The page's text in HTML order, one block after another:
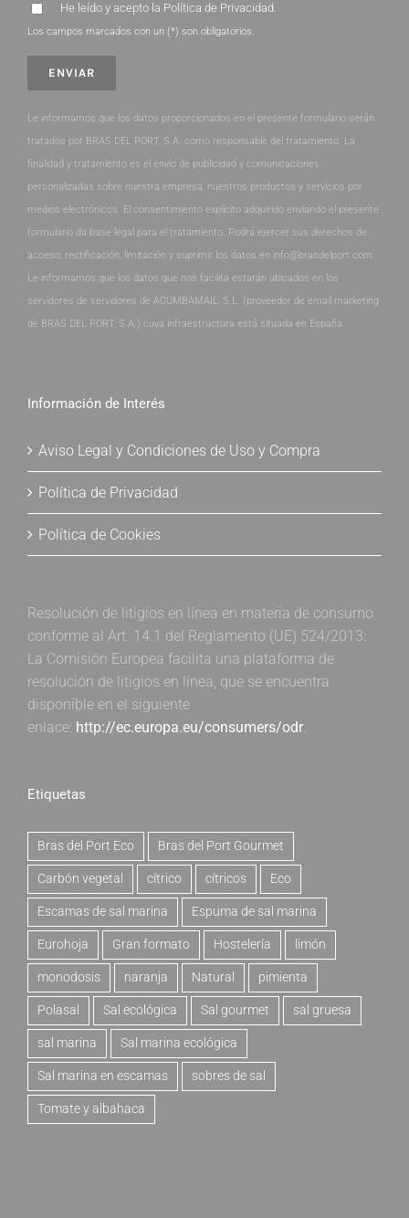
He leído y acepto la Política de Privacidad.
Los campos marcados con un (*) son obligatorios.
Le informamos que los datos proporcionados en el presente formulario serán
tratados por BRAS DEL PORT, S.A. como responsable del tratamiento. La
finalidad y tratamiento es el envío de publicidad y comunicaciones
personalizadas sobre nuestra empresa, nuestros productos y servicios por
medios electrónicos. El consentimiento explícito adquirido enviando el presente
formulario da base legal para el tratamiento. Podrá ejercer sus derechos de
acceso, rectificación, limitación y suprimir los datos en info@brasdelport.com.
Le informamos que los datos que nos facilita estarán ubicados en los
servidores de servidores de ACUMBAMAIL, S.L. (proveedor de email marketing
de BRAS DEL PORT, S.A.) cuya infraestructura está situada en España.
Información de Interés
Aviso Legal y Condiciones de Uso y Compra
Política de Privacidad
Política de Cookies
Resolución de litigios en línea en materia de consumo
conforme al Art. 14.1 del Reglamento (UE) 524/2013:
La Comisión Europea facilita una plataforma de
resolución de litigios en línea, que se encuentra
disponible en el siguiente
enlace: http://ec.europa.eu/consumers/odr.
Etiquetas
Bras del Port Eco Bras del Port Gourmet
Carbón vegetal cítrico cítricos Eco
Escamas de sal marina Espuma de sal marina
Eurohoja Gran formato Hostelería limón
monodosis naranja Natural pimienta
Polasal Sal ecológica Sal gourmet sal gruesa
sal marina Sal marina ecológica
Sal marina en escamas sobres de sal
Tomate y albahaca